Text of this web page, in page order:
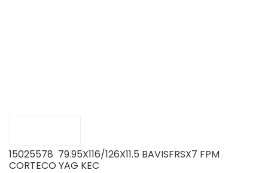
15025578 79.95X116/126X11.5 BAVISFRSX7 FPM
CORTECO YAG KEC